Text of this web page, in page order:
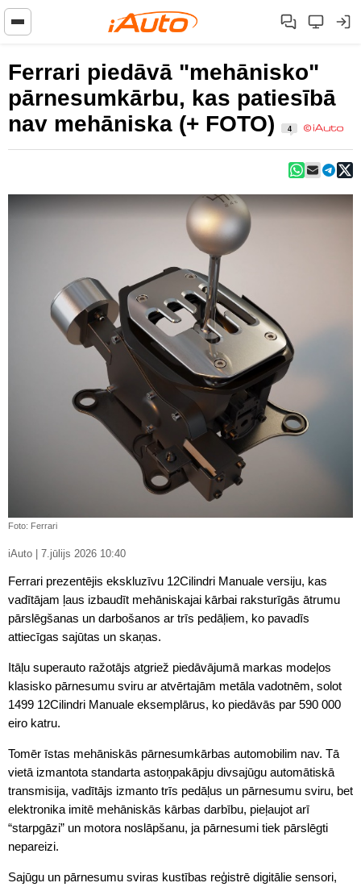
Ferrari piedāvā "mehānisko"
pārnesumkārbu, kas patiesībā
nav mehāniska (+ FOTO)
4
Foto: Ferrari
iAuto | 7.jūlijs 2026 10:40
Ferrari prezentējis ekskluzīvu 12Cilindri Manuale versiju, kas
vadītājam ļaus izbaudīt mehāniskajai kārbai raksturīgās ātrumu
pārslēgšanas un darbošanos ar trīs pedāļiem, ko pavadīs
attiecīgas sajūtas un skaņas.
Itāļu superauto ražotājs atgriež piedāvājumā markas modeļos
klasisko pārnesumu sviru ar atvērtajām metāla vadotnēm, solot
1499 12Cilindri Manuale eksemplārus, ko piedāvās par 590 000
eiro katru.
Tomēr īstas mehāniskās pārnesumkārbas automobilim nav. Tā
vietā izmantota standarta astoņpakāpju divsajūgu automātiskā
transmisija, vadītājs izmanto trīs pedāļus un pārnesumu sviru, bet
elektronika imitē mehāniskās kārbas darbību, pieļaujot arī
“starpgāzi” un motora noslāpšanu, ja pārnesumi tiek pārslēgti
nepareizi.
Sajūgu un pārnesumu sviras kustības reģistrē digitālie sensori,